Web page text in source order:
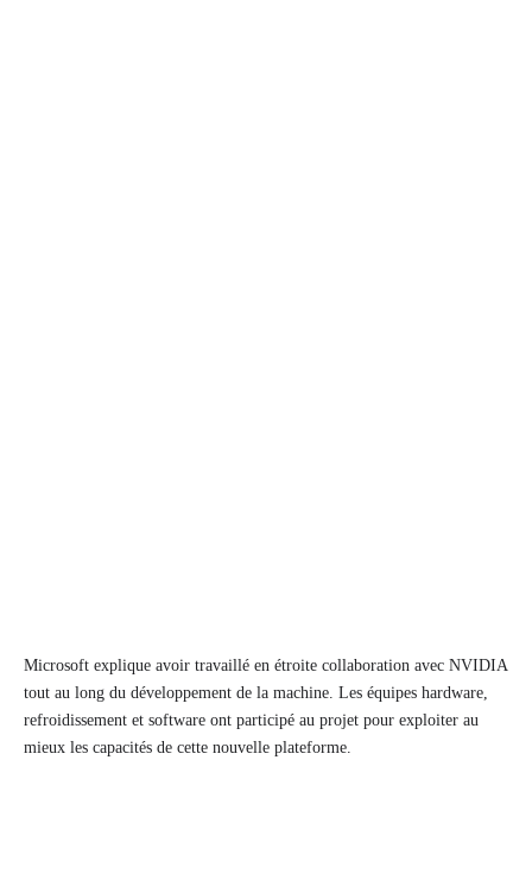
Microsoft explique avoir travaillé en étroite collaboration avec NVIDIA
tout au long du développement de la machine. Les équipes hardware,
refroidissement et software ont participé au projet pour exploiter au
mieux les capacités de cette nouvelle plateforme.